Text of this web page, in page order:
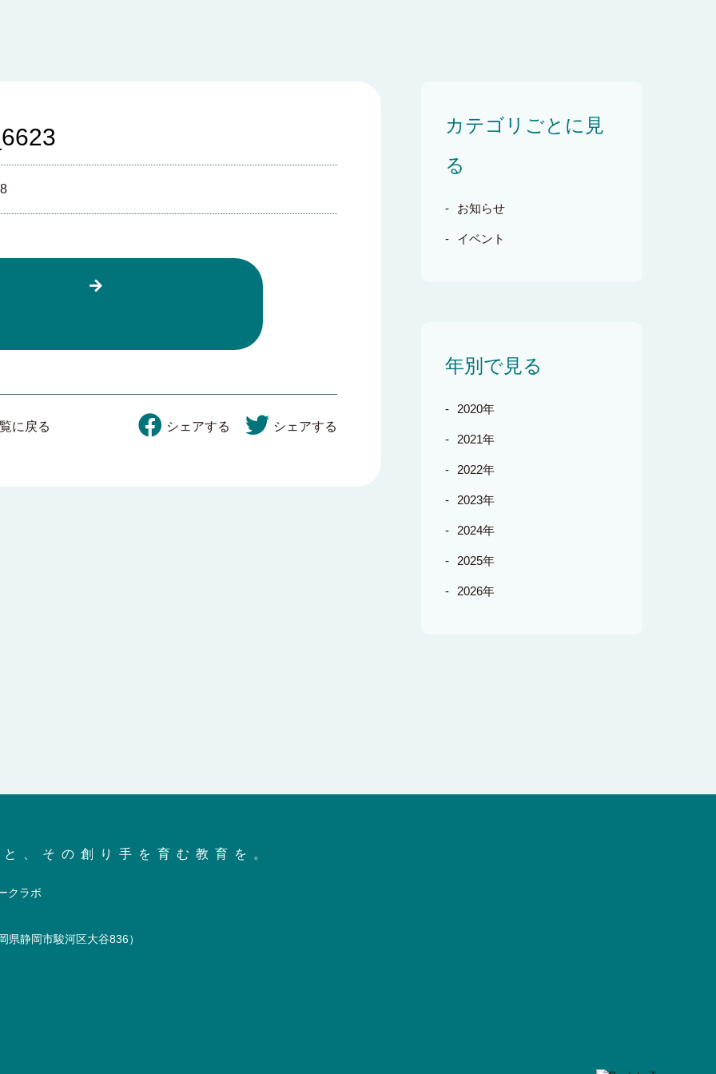
に戻る シェアする シェアする
カテゴリごとに見
る
お知らせ
イベント
年別で見る
2020年
2021年
2022年
2023年
2024年
2025年
2026年
、その創り手を育む教育を。
県静岡市駿河区大谷836）